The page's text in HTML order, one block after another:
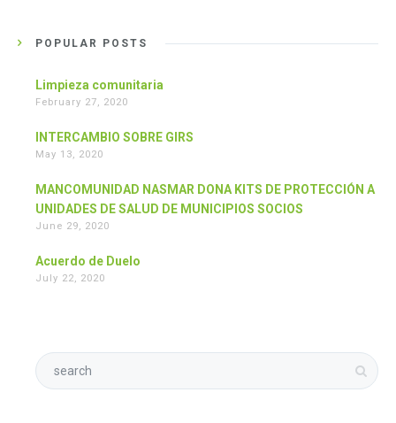
POPULAR POSTS
Limpieza comunitaria
February 27, 2020
INTERCAMBIO SOBRE GIRS
May 13, 2020
MANCOMUNIDAD NASMAR DONA KITS DE PROTECCIÓN A
UNIDADES DE SALUD DE MUNICIPIOS SOCIOS
June 29, 2020
Acuerdo de Duelo
July 22, 2020